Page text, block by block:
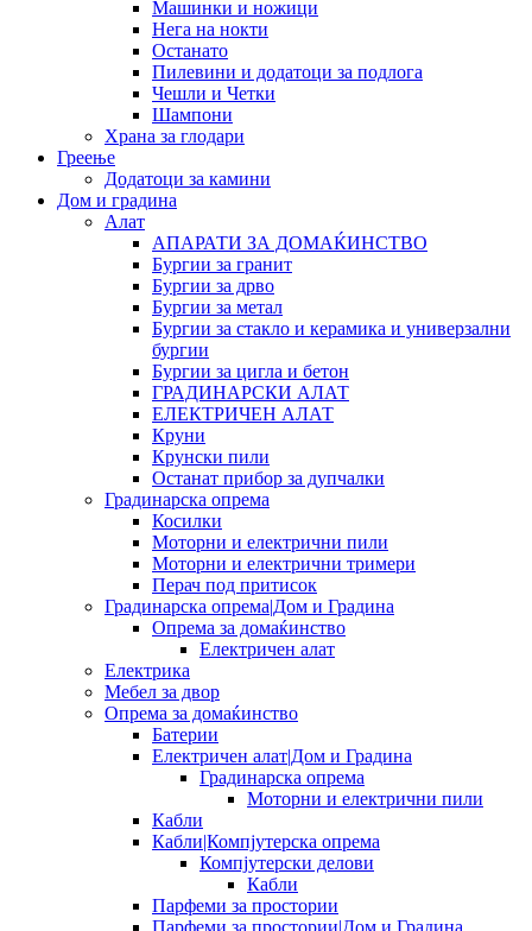
Машинки и ножици
Нега на нокти
Останато
Пилевини и додатоци за подлога
Чешли и Четки
Шампони
Храна за глодари
Греење
Додатоци за камини
Дом и градина
Алат
АПАРАТИ ЗА ДОМАЌИНСТВО
Бургии за гранит
Бургии за дрво
Бургии за метал
Бургии за стакло и керамика и универзални
бургии
Бургии за цигла и бетон
ГРАДИНАРСКИ АЛАТ
ЕЛЕКТРИЧЕН АЛАТ
Круни
Крунски пили
Останат прибор за дупчалки
Градинарска опрема
Косилки
Моторни и електрични пили
Моторни и електрични тримери
Перач под притисок
Градинарска опрема|Дом и Градина
Опрема за домаќинство
Електричен алат
Електрика
Мебел за двор
Опрема за домаќинство
Батерии
Електричен алат|Дом и Градина
Градинарска опрема
Моторни и електрични пили
Кабли
Кабли|Компјутерска опрема
Компјутерски делови
Кабли
Парфеми за простории
Парфеми за простории|Дом и Градина